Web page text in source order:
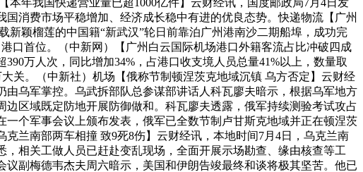
消费市场平稳增加、经济成长稳中有进的优良态势。快递物流【广州
颖榴莲的中国籍“新武汉”轮日前靠泊广州港南沙二期船埠，成功完
口首位。（中新网）【广州白云国际机场港口外籍客流占比冲破四成
万人次，同比增加34%，占港口收支境人员总量41%以上，数量取
关。（中新社）机场【俄称节制顿涅茨克地域沉镇 乌方否定】云财经
乌军掌控。乌武拆部队总参谋部讲话人科瓦廖夫暗示，根据乌军地方
区域既定防地开展防御做和。科瓦廖夫透露，俄军持续测验考试攻占
个军事会议上颁布发表，俄军已全数节制卢甘斯克地域并正在顿涅茨
兰南部两车相撞 致9死8伤】云财经讯，本地时间7月4日，乌克兰南
相关工做人员已赶赴变乱现场，全面开展示场勘查、缘由核查等工
副梅德韦杰夫周六暗示，美国和伊朗告竣最终和谈将极其坚苦。他已